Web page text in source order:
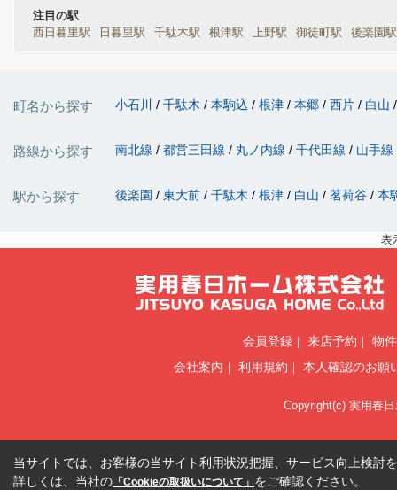
注目の駅
西日暮里駅
日暮里駅 千駄木駅 根津駅 上野駅 御徒町駅 後楽園駅
町名から探す 小石川 千駄木 本駒込 根津 本郷 西片 白山
路線から探す 南北線 都営三田線 丸ノ内線 千代田線 山手線
駅から探す 後楽園 東大前 千駄木 根津 白山 茗荷谷 本
表
会員登録 来店予約
物
会社案内
利用規約 本人確認のお願
Copyright(c) 実用春
当サイトでは、お客様の当サイト利用状況把握、サービス向上検討
詳しくは、当社の 「Cookieの取扱いについて」 をご確認ください。